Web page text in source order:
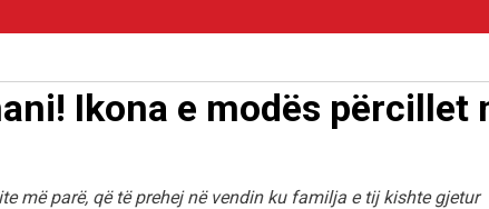
Ikona e modës përcillet
më parë, që të prehej në vendin ku familja e tij kishte gjetur